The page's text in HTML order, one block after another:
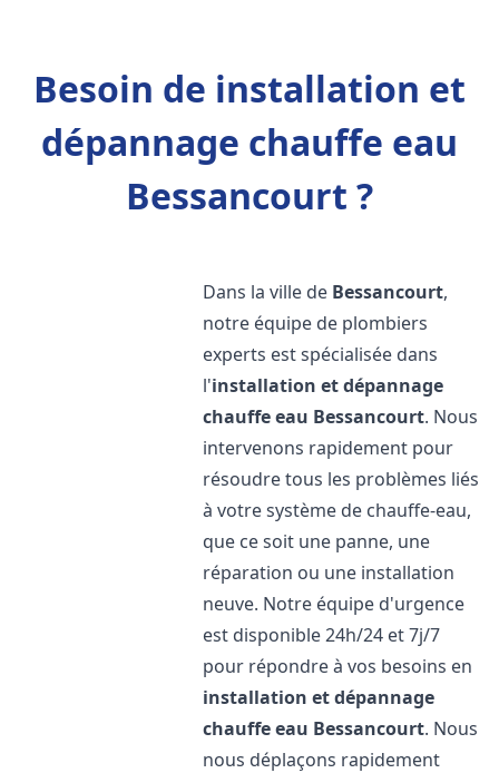
Besoin de installation et
dépannage chauffe eau
Bessancourt ?
Dans la ville de Bessancourt,
notre équipe de plombiers
experts est spécialisée dans
l'installation et dépannage
chauffe eau Bessancourt. Nous
intervenons rapidement pour
résoudre tous les problèmes liés
à votre système de chauffe-eau,
que ce soit une panne, une
réparation ou une installation
neuve. Notre équipe d'urgence
est disponible 24h/24 et 7j/7
pour répondre à vos besoins en
installation et dépannage
chauffe eau Bessancourt. Nous
nous déplaçons rapidement